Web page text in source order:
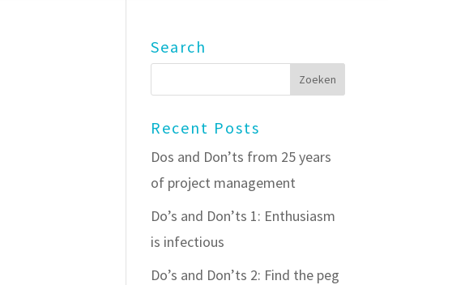
Search
Recent Posts
Dos and Don’ts from 25 years
of project management
Do’s and Don’ts 1: Enthusiasm
is infectious
Do’s and Don’ts 2: Find the peg